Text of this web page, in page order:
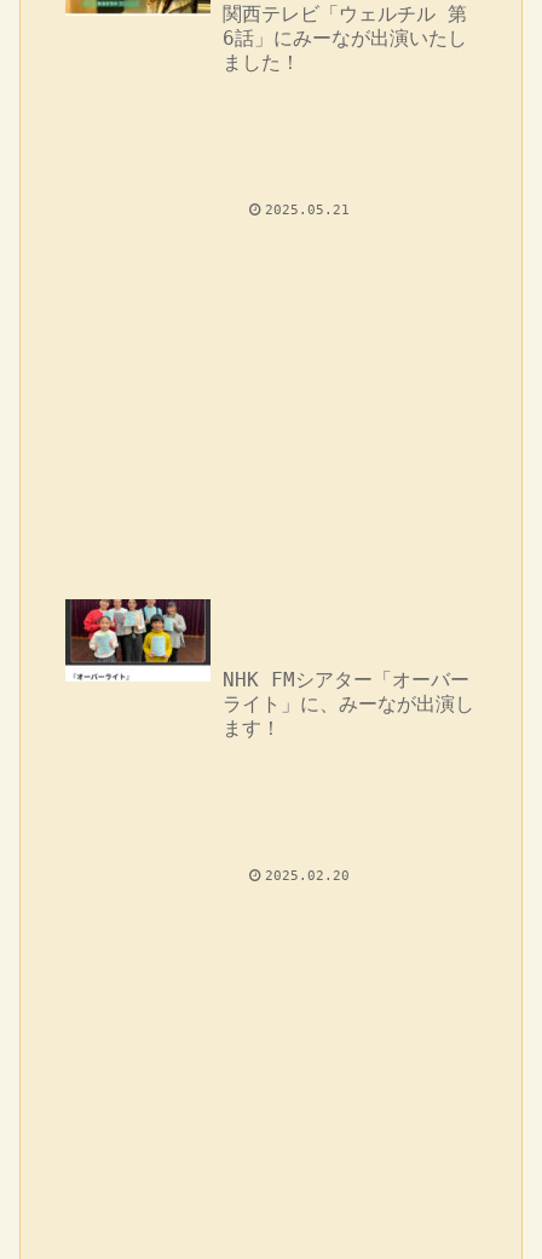
関西テレビ「ウェルチル 第
6話」にみーなが出演いたし
ました！
2025.05.21
NHK FMシアター「オーバー
ライト」に、みーなが出演し
ます！
2025.02.20